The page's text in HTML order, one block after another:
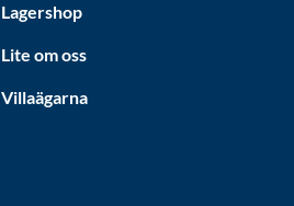
Lagershop
Lite om oss
Villaägarna